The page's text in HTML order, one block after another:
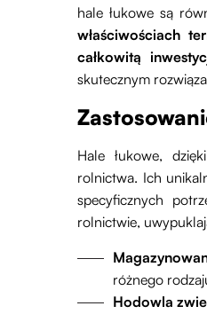
hale łukowe są
właściwościach
całkowitą
skutecznym
Hale łukowe,
rolnictwa. Ich
specyficznych
rolnictwie,
różnego
Hodowla